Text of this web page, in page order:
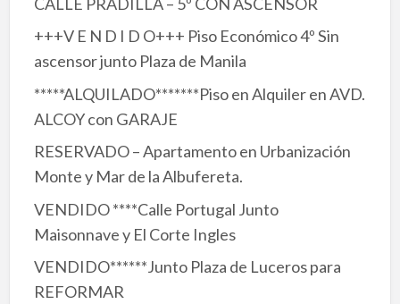
+++V E N D I D O+++ Piso Económico 4º Sin
ascensor junto Plaza de Manila
*****ALQUILADO*******Piso en Alquiler en AVD.
ALCOY con GARAJE
RESERVADO – Apartamento en Urbanización
Monte y Mar de la Albufereta.
VENDIDO ****Calle Portugal Junto
Maisonnave y El Corte Ingles
VENDIDO******Junto Plaza de Luceros para
REFORMAR